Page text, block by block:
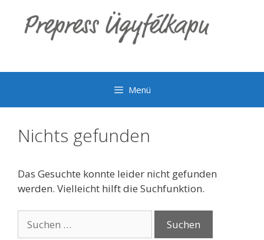
Menü
Nichts gefunden
Das Gesuchte konnte leider nicht gefunden
werden. Vielleicht hilft die Suchfunktion.
nach: